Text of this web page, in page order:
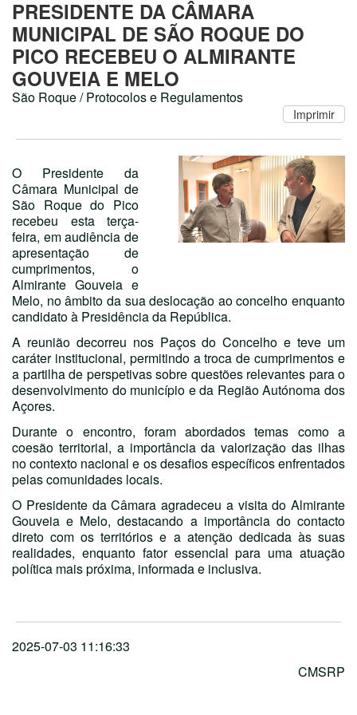
PRESIDENTE DA CÂMARA
MUNICIPAL DE SÃO ROQUE DO
PICO RECEBEU O ALMIRANTE
GOUVEIA E MELO
São Roque / Protocolos e Regulamentos
O Presidente da
Câmara Municipal de
São Roque do Pico
recebeu esta terça-
feira, em audiência de
apresentação de
cumprimentos, o
Almirante Gouveia e
Melo, no âmbito da sua deslocação ao concelho enquanto
candidato à Presidência da República.
A reunião decorreu nos Paços do Concelho e teve um
caráter institucional, permitindo a troca de cumprimentos e
a partilha de perspetivas sobre questões relevantes para o
desenvolvimento do município e da Região Autónoma dos
Açores.
Durante o encontro, foram abordados temas como a
coesão territorial, a importância da valorização das ilhas
no contexto nacional e os desafios específicos enfrentados
pelas comunidades locais.
O Presidente da Câmara agradeceu a visita do Almirante
Gouveia e Melo, destacando a importância do contacto
direto com os territórios e a atenção dedicada às suas
realidades, enquanto fator essencial para uma atuação
política mais próxima, informada e inclusiva.
2025-07-03 11:16:33
CMSRP